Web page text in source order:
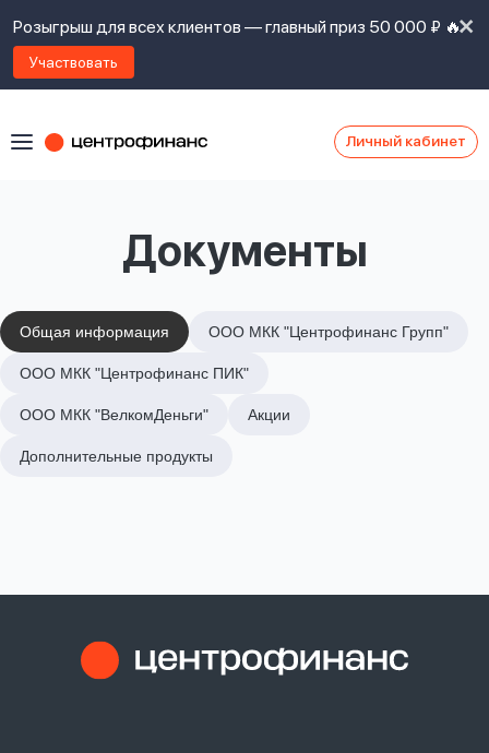
Розыгрыш для всех клиентов — главный приз 50 000 ₽ 🔥
Участвовать
Личный кабинет
Документы
Общая информация ООО МКК "Центрофинанс Групп"
ООО МКК "Центрофинанс ПИК"
ООО МКК "ВелкомДеньги" Акции
Дополнительные продукты
ознакомлен
предоставления
займов,
политикой
сайта,
согласие
обработку